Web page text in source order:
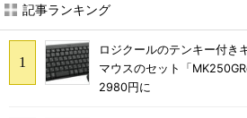
記事ランキング
ロジクールのテンキー付き
マウスのセット「
2980円に